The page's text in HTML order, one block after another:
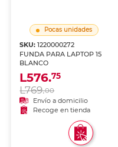
Pocas unidades
SKU:1220000272
FUNDA PARA LAPTOP 15
BLANCO
L576.75
L769.00
Envío a domicilio
Recoge en tienda